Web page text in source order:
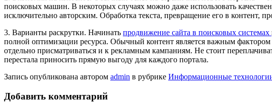
поисковых машин. В некоторых случаях можно даже использовать
исключительно авторским. Обработка текста, превращение его в контент,
3. Варианты раскрутки. Начинать продвижение сайта в поисковых системах
полной оптимизации ресурса. Обычный контент является важным
отдельно присматриваться и к рекламным кампаниям. Не стоит
перестала приносить прямую выгоду для каждого портала.
Запись опубликована автором admin в рубрике Информационные
Добавить комментарий